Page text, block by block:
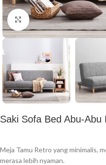
Click to enlarge
Saki Sofa Bed Abu-Abu
Meja Tamu Retro yang minimalis,
merasa lebih nyaman.